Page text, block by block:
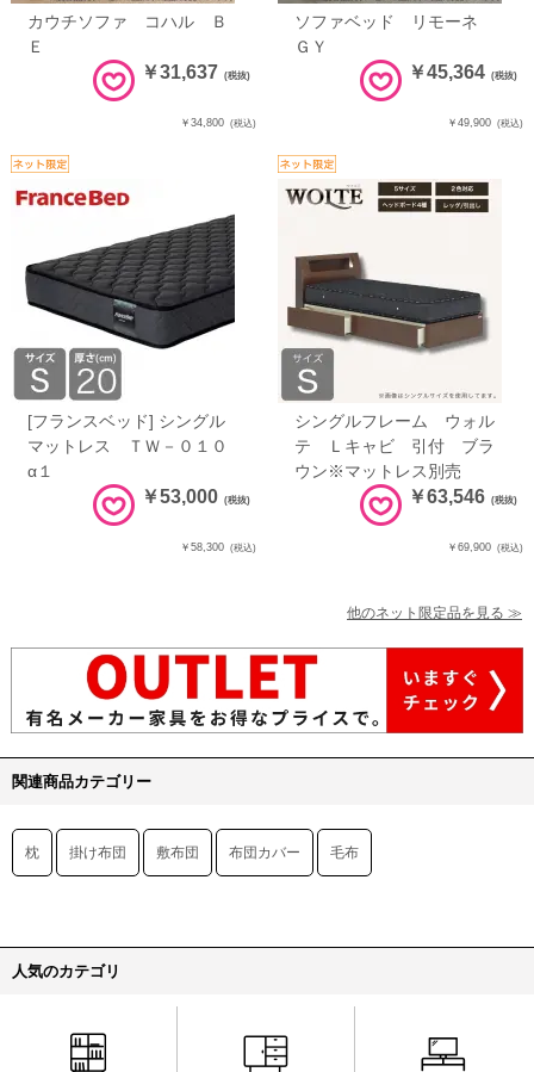
カウチソファ コハル Ｂ
Ｅ
￥31,637 (税抜)
￥34,800 (税込)
ソファベッド リモーネ
ＧＹ
￥45,364 (税抜)
￥49,900 (税込)
[フランスベッド] シングル
マットレス ＴＷ－０１０
α１
￥53,000 (税抜)
￥58,300 (税込)
シングルフレーム ウォル
テ Ｌキャビ 引付 ブラ
ウン※マットレス別売
￥63,546 (税抜)
￥69,900 (税込)
他のネット限定品を見る ≫
関連商品カテゴリー
枕 掛け布団 敷布団 布団カバー 毛布
人気のカテゴリ